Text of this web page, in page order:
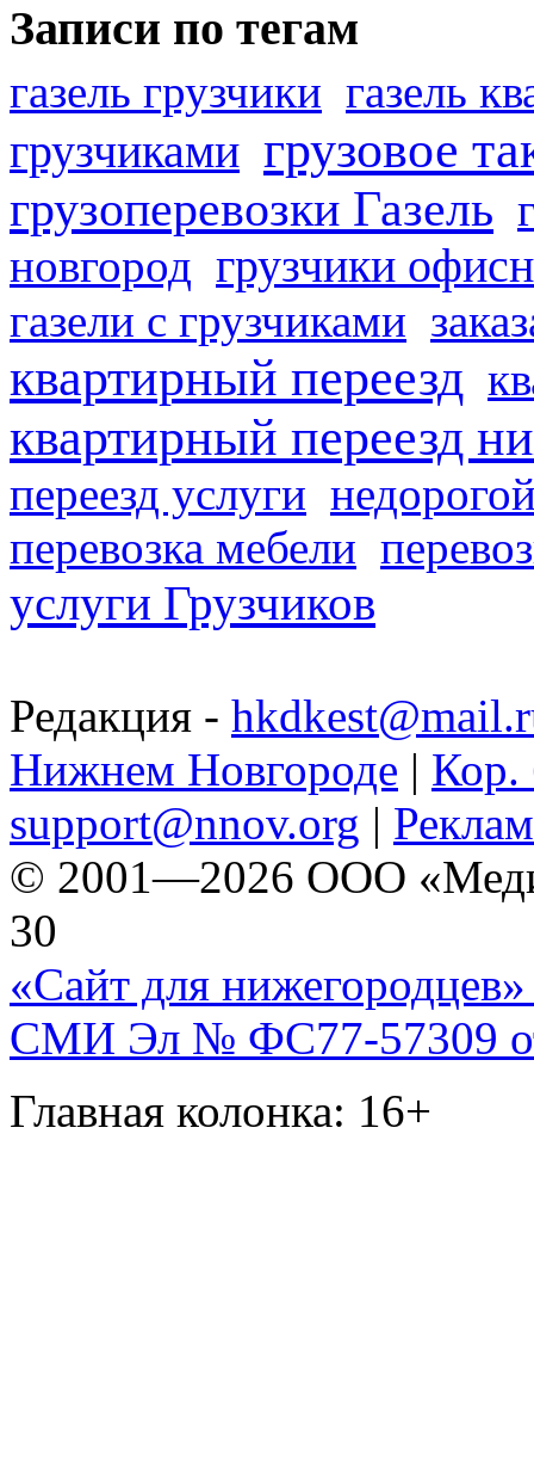
Записи по тегам
газель грузчики газель
грузчиками грузовое
грузоперевозки Газель
новгород грузчики
газели с грузчиками
квартирный переезд
квартирный переезд
переезд услуги
перевозка мебели
услуги Грузчиков
Редакция -
Нижнем Новгороде | Кор.
support@nnov.org |
© 2001—2026 ООО
30
«Сайт для нижегородцев»
СМИ Эл № ФС77-57309
Главная колонка: 16+